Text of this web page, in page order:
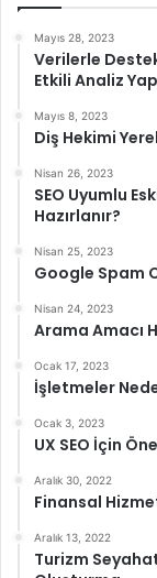
Mayıs 28, 2023
Verilerle
Etkili Analiz
Mayıs 8, 2023
Diş Hekimi
Nisan 26, 2023
SEO Uyumlu
Hazırlanır?
Nisan 25, 2023
Google Spam
Nisan 24, 2023
Arama Amacı
Ocak 17, 2023
İşletmeler
Ocak 3, 2023
UX SEO İçin
Aralık 30, 2022
Finansal
Aralık 13, 2022
Turizm